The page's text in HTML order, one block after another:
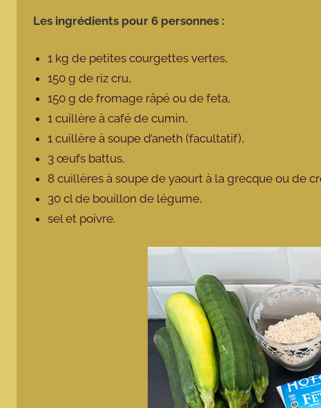
Les ingrédients pour 6 personnes :
1 kg de petites courgettes vertes,
150 g de riz cru,
150 g de fromage râpé ou de feta,
1 cuillère à café de cumin,
1 cuillère à soupe d’aneth (facultatif),
3 œufs battus,
8 cuillères à soupe de yaourt à la grecque ou de
30 cl de bouillon de légume,
sel et poivre.